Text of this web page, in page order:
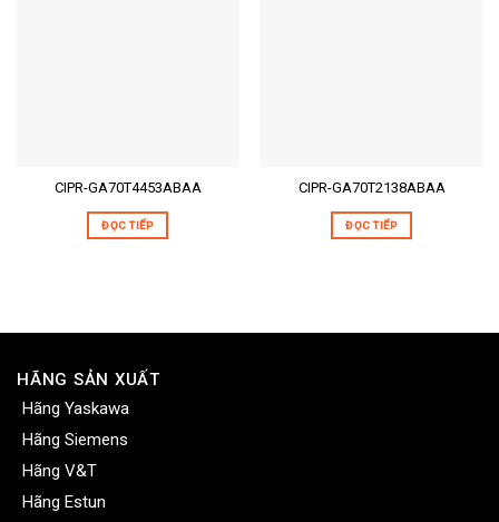
CIPR-GA70T4453ABAA
ĐỌC TIẾP
CIPR-GA70T2138ABAA
ĐỌC TIẾP
HÃNG SẢN XUẤT
Hãng Yaskawa
Hãng Siemens
Hãng V&T
Hãng Estun